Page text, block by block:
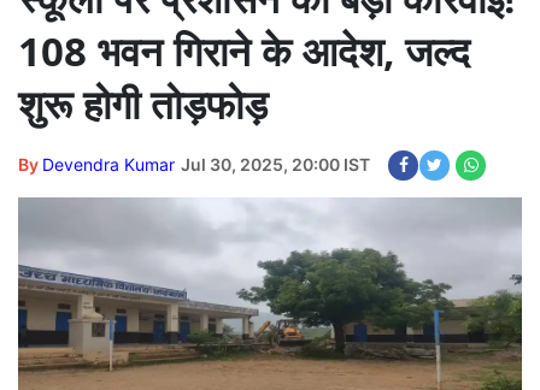
108 भवन गिराने के आदेश, जल्द
शुरू होगी तोड़फोड़
By Devendra Kumar Jul 30, 2025, 20:00 IST